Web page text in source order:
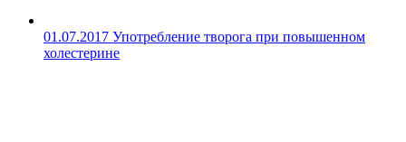
01.07.2017 Употребление творога при повышенном
холестерине